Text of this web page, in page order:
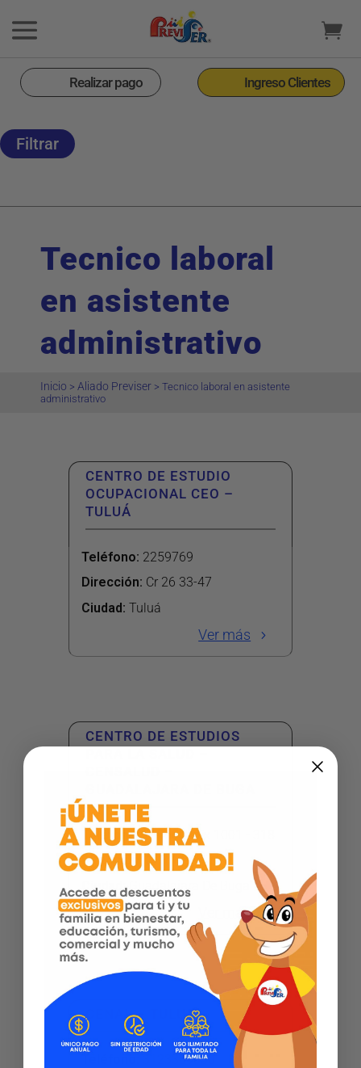
Realizar pago Ingreso Clientes
Filtrar
Tecnico laboral
en asistente
administrativo
Inicio > Aliado Previser > Tecnico laboral en asistente
administrativo
CENTRO DE ESTUDIO
OCUPACIONAL CEO –
TULUÁ
Teléfono: 2259769
Dirección: Cr 26 33-47
Ciudad: Tuluá
Ver más
CENTRO DE ESTUDIOS
Teléfono:2395004 Ex 1001 - 318
Dirección
Cl 3 11 43
Ciudad: Guadalajara De Buga
Ver más
CENAL – TULUA
3123389030